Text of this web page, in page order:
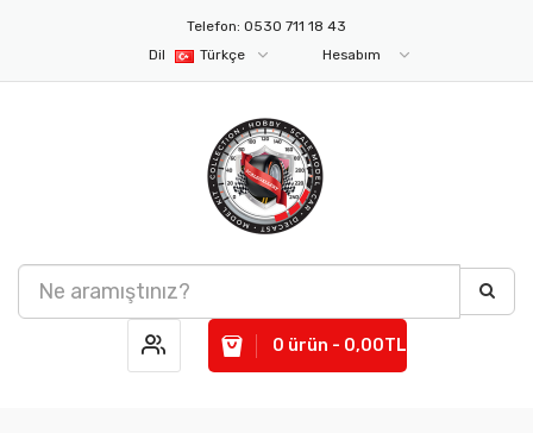
Telefon: 0530 711 18 43
Dil
Türkçe Hesabım
0 ürün - 0,00TL